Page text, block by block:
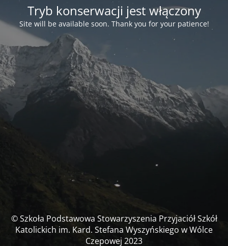
Tryb konserwacji jest włączony
Site will be available soon. Thank you for your patience!
© Szkoła Podstawowa Stowarzyszenia Przyjaciół Szkół
Katolickich im. Kard. Stefana Wyszyńskiego w Wólce
Czepowej 2023